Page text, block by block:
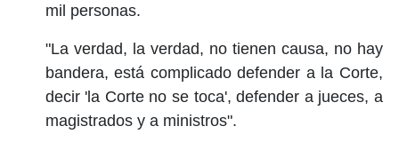
mil personas.
"La verdad, la verdad, no tienen causa, no hay
bandera, está complicado defender a la Corte,
decir 'la Corte no se toca', defender a jueces, a
magistrados y a ministros".